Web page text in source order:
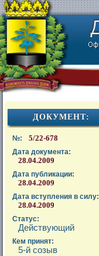
ДОКУМЕНТ:
№: 5/22-678
Дата документа:
28.04.2009
Дата публикации:
28.04.2009
Дата вступления в силу:
28.04.2009
Статус:
Действующий
Кем принят:
5-й созыв